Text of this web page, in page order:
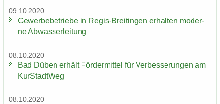
09.10.2020
Ge­wer­be­be­trie­be in Regis-​Breitingen er­hal­ten mo­der­
ne Ab­was­ser­lei­tung
08.10.2020
Bad Düben er­hält För­der­mit­tel für Ver­bes­se­run­gen am
Kur­Stadt­Weg
08.10.2020